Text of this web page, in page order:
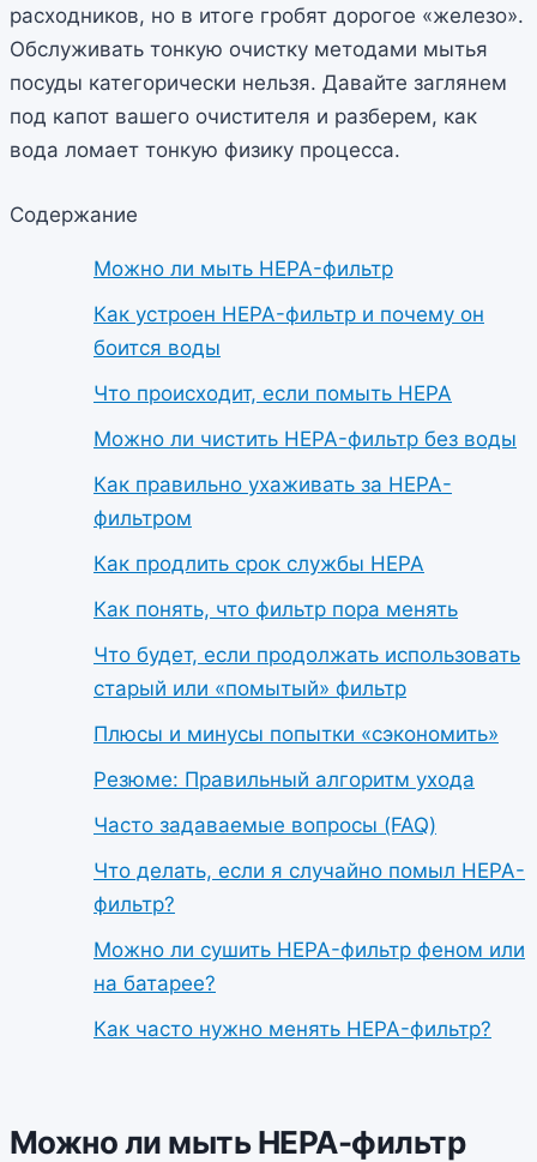
расходников, но в итоге гробят дорогое «железо».
Обслуживать тонкую очистку методами мытья
посуды категорически нельзя. Давайте заглянем
под капот вашего очистителя и разберем, как
вода ломает тонкую физику процесса.
Содержание
Можно ли мыть HEPA-фильтр
Как устроен HEPA-фильтр и почему он
боится воды
Что происходит, если помыть HEPA
Можно ли чистить HEPA-фильтр без воды
Как правильно ухаживать за HEPA-
фильтром
Как продлить срок службы HEPA
Как понять, что фильтр пора менять
Что будет, если продолжать использовать
старый или «помытый» фильтр
Плюсы и минусы попытки «сэкономить»
Резюме: Правильный алгоритм ухода
Часто задаваемые вопросы (FAQ)
Что делать, если я случайно помыл HEPA-
фильтр?
Можно ли сушить HEPA-фильтр феном или
на батарее?
Как часто нужно менять HEPA-фильтр?
Можно ли мыть HEPA-фильтр